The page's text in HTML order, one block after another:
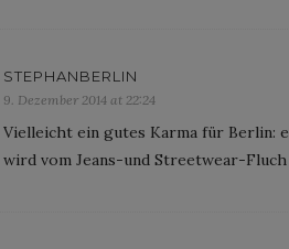
STEPHANBERLIN
9. Dezember 2014 at 22:24
Vielleicht ein gutes Karma für Berlin:
wird vom Jeans-und Streetwear-